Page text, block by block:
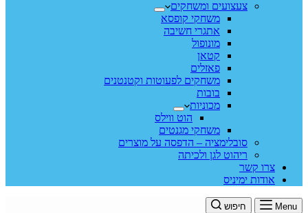
צעצועים ומשחקים
משחקי קופסא
אתגרי חשיבה
מונופול
קטאן
פאזלים
משחקים לפעוטות וקטנטנים
בובות
מכוניות
הוט ווילס
משחקי מגנטים
סובלימציה – הדפסה על מוצרים
ריהוט לגן ולכיתה
צרו קשר
אודות ימיניס
Menu חיפוש